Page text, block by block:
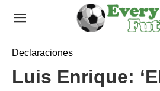
Declaraciones
Luis Enrique: